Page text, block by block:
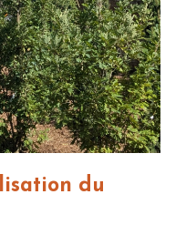
du